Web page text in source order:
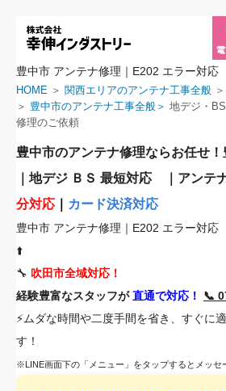
豊中市 アンテナ修理｜E202 エラー対応
HOME ＞ 関西エリアのアンテナ工事全般 ＞
＞ 豊中市のアンテナ工事全般＞ 地デジ・
修理のご依頼
豊中市のアンテナ修理ならお任せ
｜地デジ ＢＳ 最短対応 ｜アンテ
分対応
カード決済対応
豊中市 アンテナ修理｜E202 エラー対応
⬆️
🔧 吹田市全域対応！
経験豊富なスタッフが直通で対応！
📞
⚡ムダな時間や二度手間を省き、すぐに
す！
※LINE画面下の「メニュー」をタップするとメッセ